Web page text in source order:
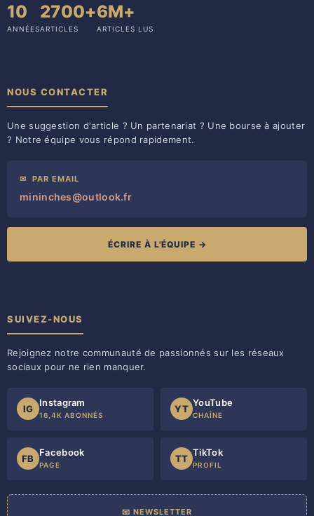
10
ANNÉES
2700+
ARTICLES
6M+
ARTICLES LUS
NOUS CONTACTER
Une suggestion d'article ? Un partenariat ? Une bourse à ajouter
? Notre équipe vous répond rapidement.
✉ PAR EMAIL
mininches@outlook.fr
ÉCRIRE À L'ÉQUIPE →
SUIVEZ-NOUS
Rejoignez notre communauté de passionnés sur les réseaux
sociaux pour ne rien manquer.
IG
Instagram
16,4K ABONNÉS
YT
YouTube
CHAÎNE
FB
Facebook
PAGE
TT
TikTok
PROFIL
📧 NEWSLETTER